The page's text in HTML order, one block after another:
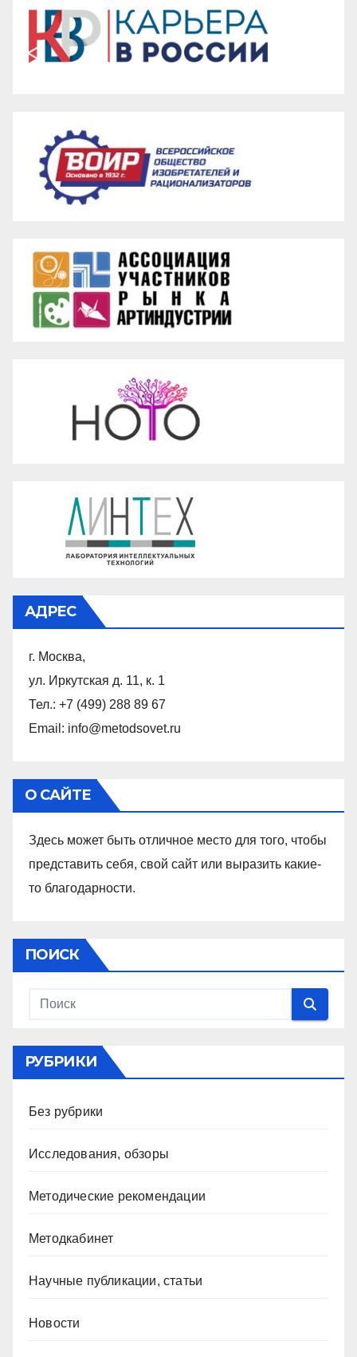
АДРЕС
г. Москва,
ул. Иркутская д. 11, к. 1
Тел.: +7 (499) 288 89 67
Email: info@metodsovet.ru
О САЙТЕ
Здесь может быть отличное место для того, чтобы
представить себя, свой сайт или выразить какие-
то благодарности.
ПОИСК
РУБРИКИ
Без рубрики
Исследования, обзоры
Методические рекомендации
Методкабинет
Научные публикации, статьи
Новости